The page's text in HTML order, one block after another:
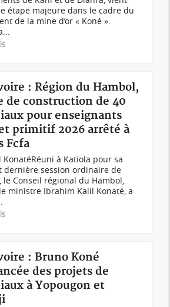
étape majeure dans le cadre du
de la mine d’or « Koné ».
: Région du Hambol,
de construction de 40
pour enseignants
primitif 2026 arrêté à
Fcfa
à Katiola pour sa
dernière session ordinaire de
le Conseil régional du Hambol,
ministre Ibrahim Kalil Konaté, a
: Bruno Koné
des projets de
à Yopougon et